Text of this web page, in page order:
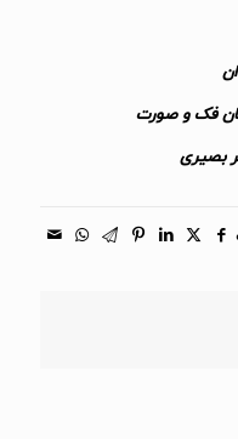
فک و صورت
بصیری